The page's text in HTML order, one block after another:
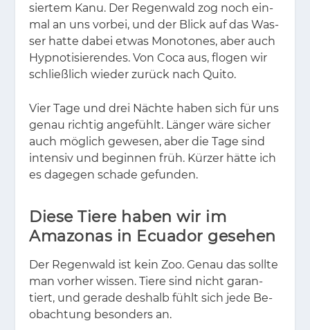
sier­tem Kanu. Der Re­gen­wald zog noch ein­
mal an uns vor­bei, und der Blick auf das Was­
ser hat­te da­bei et­was Mo­no­to­nes, aber auch
Hyp­no­ti­sie­ren­des. Von Coca aus, flo­gen wir
schließ­lich wie­der zu­rück nach Qui­to.
Vier Tage und drei Näch­te ha­ben sich für uns
ge­nau rich­tig an­ge­fühlt. Län­ger wäre si­cher
auch mög­lich ge­we­sen, aber die Tage sind
in­ten­siv und be­gin­nen früh. Kür­zer hät­te ich
es da­ge­gen scha­de ge­fun­den.
Diese Tiere haben wir im
Amazonas in Ecuador gesehen
Der Re­gen­wald ist kein Zoo. Ge­nau das soll­te
man vor­her wis­sen. Tie­re sind nicht ga­ran­
tiert, und ge­ra­de des­halb fühlt sich jede Be­
ob­ach­tung be­son­ders an.